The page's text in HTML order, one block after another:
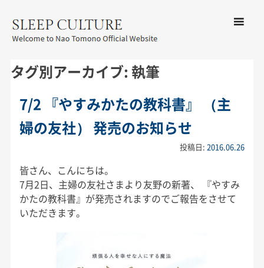
友野なお公式サイト：SLEEP
CULTURE
ツへ移動
タグ別アーカイブ:執筆
7/2 『やすみかたの教科書』 （主
婦の友社） 発売のお知らせ
投稿日:2016.06.26
皆さん、こんにちは。
7月2日、主婦の友社さまより友野の新著、 『やすみ
かたの教科書』が発売されますのでご報告をさせて
いただきます。